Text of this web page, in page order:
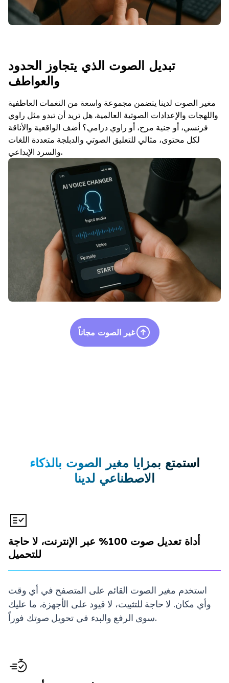
تبديل الصوت الذي يتجاوز الحدود
والعواطف
مغير الصوت لدينا يتضمن مجموعة واسعة من النغمات العاطفية
واللهجات والإعدادات الصوتية العالمية. هل تريد أن تبدو مثل راوي
فرنسي، أو جنية مرح، أو راوي درامي؟ أضف الواقعية والأناقة
لكل محتوى، مثالي للتعليق الصوتي والدبلجة متعددة اللغات
والسرد الإبداعي.
غير الصوت مجاناً
استمتع بمزايا مغير الصوت بالذكاء
الاصطناعي لدينا
أداة تعديل صوت 100% عبر الإنترنت، لا حاجة
للتحميل
استخدم مغير الصوت القائم على المتصفح في أي وقت
وأي مكان. لا حاجة للتثبيت، لا قيود على الأجهزة، ما عليك
سوى الرفع والبدء في تحويل صوتك فوراً.